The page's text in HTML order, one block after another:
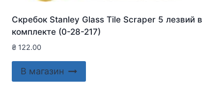
Скребок Stanley Glass Tile Scraper 5 лезвий в
комплекте (0-28-217)
₴ 122.00
В магазин